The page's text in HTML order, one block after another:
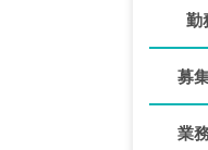
勤
募
業